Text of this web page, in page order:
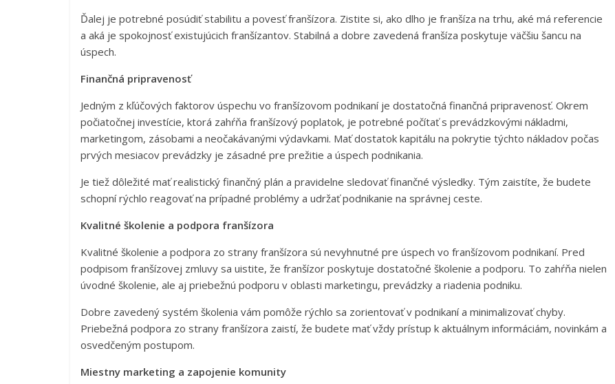
Ďalej je potrebné posúdiť stabilitu a povesť franšízora. Zistite si, ako dlho je franšíza na trhu, aké má referencie
a aká je spokojnosť existujúcich franšízantov. Stabilná a dobre zavedená franšíza poskytuje väčšiu šancu na
úspech.
Finančná pripravenosť
Jedným z kľúčových faktorov úspechu vo franšízovom podnikaní je dostatočná finančná pripravenosť. Okrem
počiatočnej investície, ktorá zahŕňa franšízový poplatok, je potrebné počítať s prevádzkovými nákladmi,
marketingom, zásobami a neočakávanými výdavkami. Mať dostatok kapitálu na pokrytie týchto nákladov počas
prvých mesiacov prevádzky je zásadné pre prežitie a úspech podnikania.
Je tiež dôležité mať realistický finančný plán a pravidelne sledovať finančné výsledky. Tým zaistíte, že budete
schopní rýchlo reagovať na prípadné problémy a udržať podnikanie na správnej ceste.
Kvalitné školenie a podpora franšízora
Kvalitné školenie a podpora zo strany franšízora sú nevyhnutné pre úspech vo franšízovom podnikaní. Pred
podpisom franšízovej zmluvy sa uistite, že franšízor poskytuje dostatočné školenie a podporu. To zahŕňa nielen
úvodné školenie, ale aj priebežnú podporu v oblasti marketingu, prevádzky a riadenia podniku.
Dobre zavedený systém školenia vám pomôže rýchlo sa zorientovať v podnikaní a minimalizovať chyby.
Priebežná podpora zo strany franšízora zaistí, že budete mať vždy prístup k aktuálnym informáciám, novinkám a
osvedčeným postupom.
Miestny marketing a zapojenie komunity